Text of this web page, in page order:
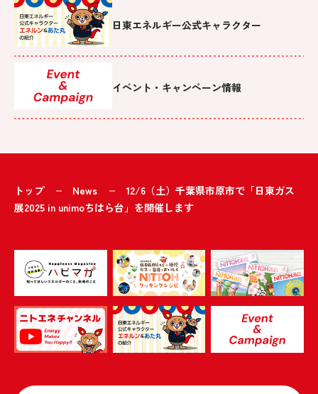
日東エネルギー公式キャラクター
イベント・キャンペーン情報
トップ News
12/6（土）千葉県市原市で「日東ガス
展2025 in unimoちはら台」を開催します